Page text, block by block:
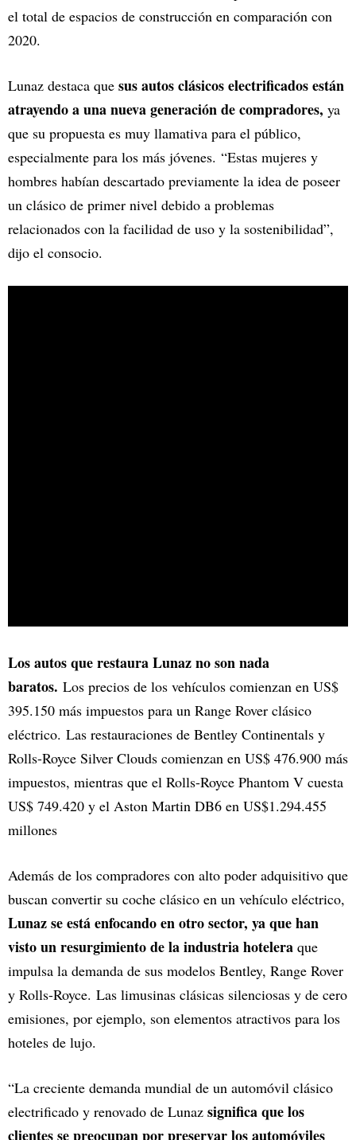
el total de espacios de construcción en comparación con
2020.
Lunaz destaca que sus autos clásicos electrificados están
atrayendo a una nueva generación de compradores, ya
que su propuesta es muy llamativa para el público,
especialmente para los más jóvenes. “Estas mujeres y
hombres habían descartado previamente la idea de poseer
un clásico de primer nivel debido a problemas
relacionados con la facilidad de uso y la sostenibilidad”,
dijo el consocio.
Los autos que restaura Lunaz no son nada
baratos. Los precios de los vehículos comienzan en US$
395.150 más impuestos para un Range Rover clásico
eléctrico. Las restauraciones de Bentley Continentals y
Rolls-Royce Silver Clouds comienzan en US$ 476.900 más
impuestos, mientras que el Rolls-Royce Phantom V cuesta
US$ 749.420 y el Aston Martin DB6 en US$1.294.455
millones
Además de los compradores con alto poder adquisitivo que
buscan convertir su coche clásico en un vehículo eléctrico,
Lunaz se está enfocando en otro sector, ya que han
visto un resurgimiento de la industria hotelera que
impulsa la demanda de sus modelos Bentley, Range Rover
y Rolls-Royce. Las limusinas clásicas silenciosas y de cero
emisiones, por ejemplo, son elementos atractivos para los
hoteles de lujo.
“La creciente demanda mundial de un automóvil clásico
electrificado y renovado de Lunaz significa que los
clientes se preocupan por preservar los automóviles